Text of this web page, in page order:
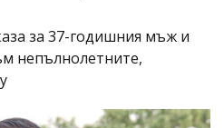
за 37-годишния мъж и
непълнолетните,